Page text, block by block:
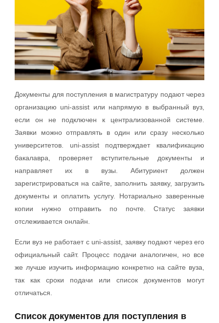
Документы для поступления в магистратуру подают через
организацию uni-assist или напрямую в выбранный вуз,
если он не подключен к централизованной системе.
Заявки можно отправлять в один или сразу несколько
университетов. uni-assist подтверждает квалификацию
бакалавра, проверяет вступительные документы и
направляет их в вузы. Абитуриент должен
зарегистрироваться на сайте, заполнить заявку, загрузить
документы и оплатить услугу. Нотариально заверенные
копии нужно отправить по почте. Статус заявки
отслеживается онлайн.
Если вуз не работает с uni-assist, заявку подают через его
официальный сайт. Процесс подачи аналогичен, но все
же лучше изучить информацию конкретно на сайте вуза,
так как сроки подачи или список документов могут
отличаться.
Список документов для поступления в